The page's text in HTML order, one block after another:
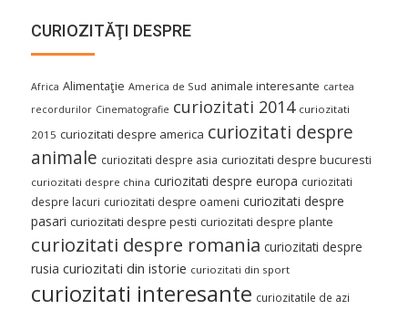
CURIOZITĂŢI DESPRE
Africa Alimentaţie America de Sud animale interesante cartea
recordurilor Cinematografie curiozitati 2014 curiozitati
2015 curiozitati despre america curiozitati despre
animale curiozitati despre asia curiozitati despre bucuresti
curiozitati despre china curiozitati despre europa curiozitati
despre lacuri curiozitati despre oameni curiozitati despre
pasari curiozitati despre pesti curiozitati despre plante
curiozitati despre romania curiozitati despre
rusia curiozitati din istorie curiozitati din sport
curiozitati interesante curiozitatile de azi